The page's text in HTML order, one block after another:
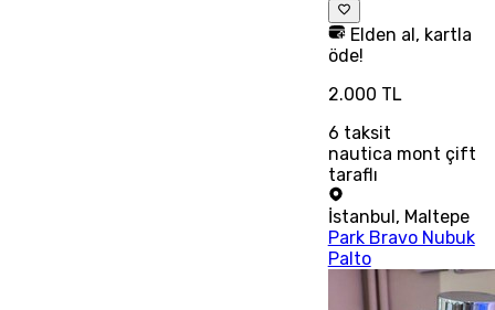
Elden al, kartla
öde!
2.000 TL
6 taksit
nautica mont çift
taraflı
İstanbul , Maltepe
Park Bravo Nubuk
Palto